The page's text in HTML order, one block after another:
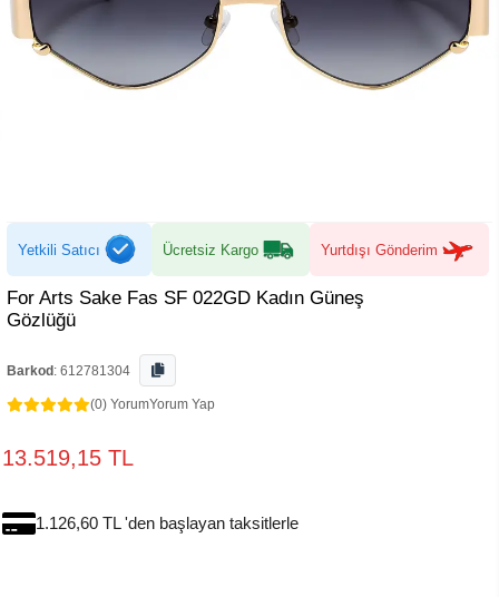
Yetkili Satıcı Ücretsiz Kargo Yurtdışı Gönderim
For Arts Sake Fas SF 022GD Kadın Güneş
Gözlüğü
Barkod : 612781304
(0) YorumYorum Yap
13.519,15 TL
1.126,60 TL 'den başlayan taksitlerle